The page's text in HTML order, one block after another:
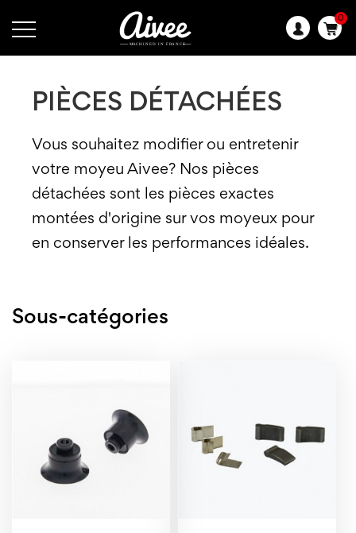
0
Langue
PIÈCES DÉTACHÉES
Vous souhaitez modifier ou entretenir
votre moyeu Aivee? Nos pièces
détachées sont les pièces exactes
montées d'origine sur vos moyeux pour
en conserver les performances idéales.
Sous-catégories